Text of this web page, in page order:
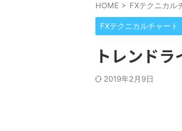
HOME > FXテクニカル
FXテクニカルチャート
トレンド
2019年2月9日